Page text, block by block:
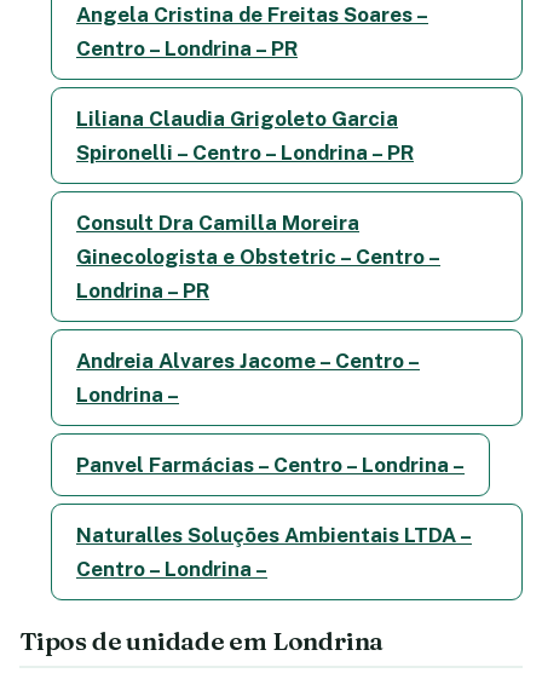
Angela Cristina de Freitas Soares –
Centro – Londrina – PR
Liliana Claudia Grigoleto Garcia
Spironelli – Centro – Londrina – PR
Consult Dra Camilla Moreira
Ginecologista e Obstetric – Centro –
Londrina – PR
Andreia Alvares Jacome – Centro –
Londrina –
Panvel Farmácias – Centro – Londrina –
Naturalles Soluções Ambientais LTDA –
Centro – Londrina –
Tipos de unidade em Londrina